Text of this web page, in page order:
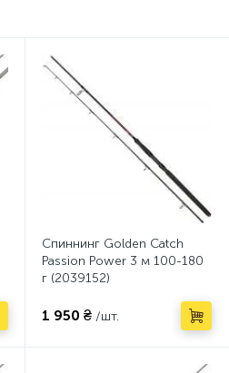
Спиннинг Golden Catch
Passion Power 3 м 100-180
г (2039152)
1 950 ₴ /шт.